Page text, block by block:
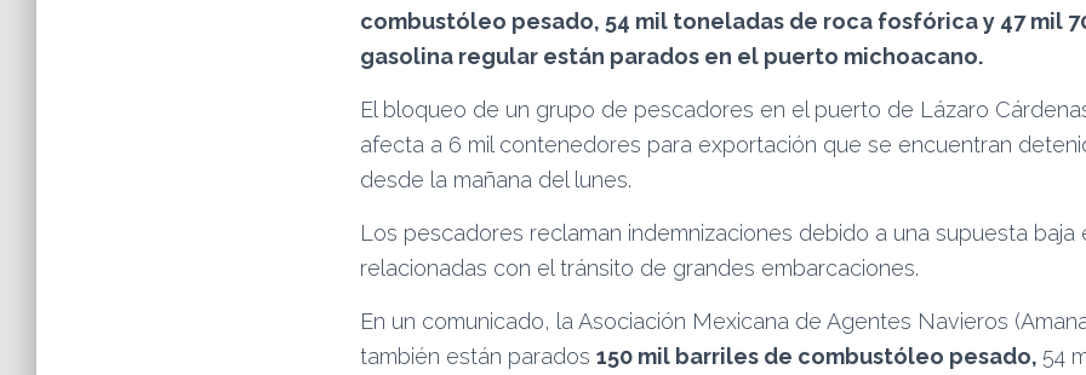
combustóleo pesado, 54 mil toneladas de roca fosfórica y 47 mil
gasolina regular están parados en el puerto michoacano.
El bloqueo de un grupo de pescadores en el puerto de Lázaro
afecta a 6 mil contenedores para exportación que se encuentran
desde la mañana del lunes.
Los pescadores reclaman indemnizaciones debido a una supuesta baja
relacionadas con el tránsito de grandes embarcaciones.
En un comunicado, la Asociación Mexicana de Agentes Navieros
también están parados 150 mil barriles de combustóleo pesado, 54